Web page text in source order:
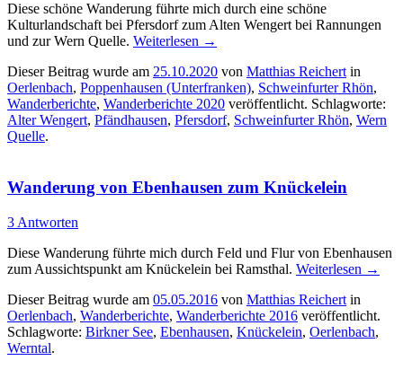
Diese schöne Wanderung führte mich durch eine schöne
Kulturlandschaft bei Pfersdorf zum Alten Wengert bei Rannungen
und zur Wern Quelle. Weiterlesen →
Dieser Beitrag wurde am 25.10.2020 von Matthias Reichertin
Oerlenbach, Poppenhausen (Unterfranken), Schweinfurter Rhön,
Wanderberichte, Wanderberichte 2020 veröffentlicht. Schlagworte:
Alter Wengert, Pfändhausen, Pfersdorf, Schweinfurter Rhön, Wern
Quelle.
Wanderung von Ebenhausen zum Knückelein
3 Antworten
Diese Wanderung führte mich durch Feld und Flur von Ebenhausen
zum Aussichtspunkt am Knückelein bei Ramsthal. Weiterlesen →
Dieser Beitrag wurde am 05.05.2016 von Matthias Reichert in
Oerlenbach, Wanderberichte, Wanderberichte 2016 veröffentlicht.
Schlagworte: Birkner See, Ebenhausen, Knückelein, Oerlenbach,
Werntal.